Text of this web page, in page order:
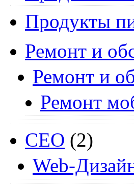
Продукты
Ремонт и
Ремонт и
Ремонт
СЕО (2)
Web-